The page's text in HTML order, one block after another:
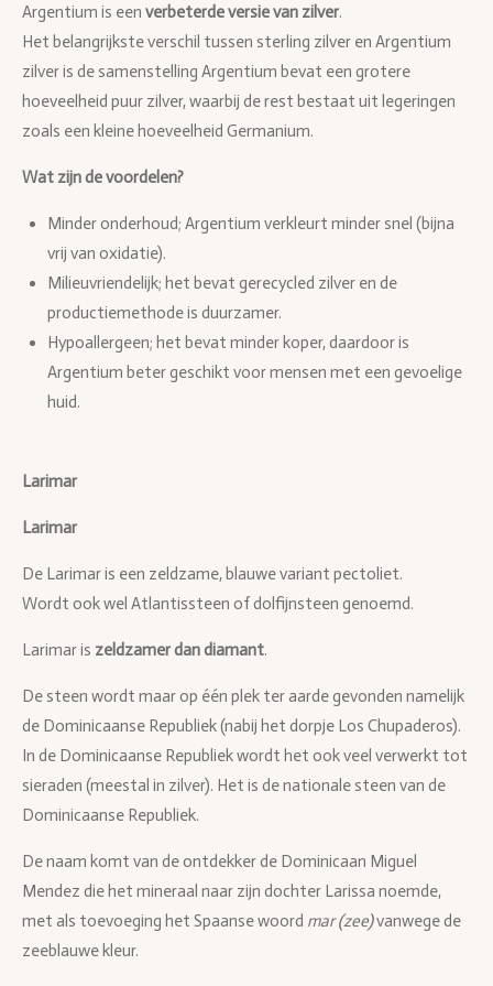
Argentium is een verbeterde versie van zilver.
Het belangrijkste verschil tussen sterling zilver en Argentium
zilver is de samenstelling Argentium bevat een grotere
hoeveelheid puur zilver, waarbij de rest bestaat uit legeringen
zoals een kleine hoeveelheid Germanium.
Wat zijn de voordelen?
Minder onderhoud; Argentium verkleurt minder snel (bijna
vrij van oxidatie).
Milieuvriendelijk; het bevat gerecycled zilver en de
productiemethode is duurzamer.
Hypoallergeen; het bevat minder koper, daardoor is
Argentium beter geschikt voor mensen met een gevoelige
huid.
Larimar
Larimar
De Larimar is een zeldzame, blauwe variant pectoliet.
Wordt ook wel Atlantissteen of dolfijnsteen genoemd.
Larimar is zeldzamer dan diamant.
De steen wordt maar op één plek ter aarde gevonden namelijk
de Dominicaanse Republiek (nabij het dorpje Los Chupaderos).
In de Dominicaanse Republiek wordt het ook veel verwerkt tot
sieraden (meestal in zilver). Het is de nationale steen van de
Dominicaanse Republiek.
De naam komt van de ontdekker de Dominicaan Miguel
Mendez die het mineraal naar zijn dochter Larissa noemde,
met als toevoeging het Spaanse woord mar (zee)vanwege de
zeeblauwe kleur.